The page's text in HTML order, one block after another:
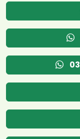
03